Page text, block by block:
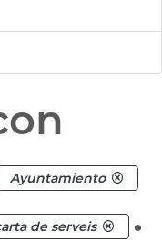
Ayuntamiento
de serveis .